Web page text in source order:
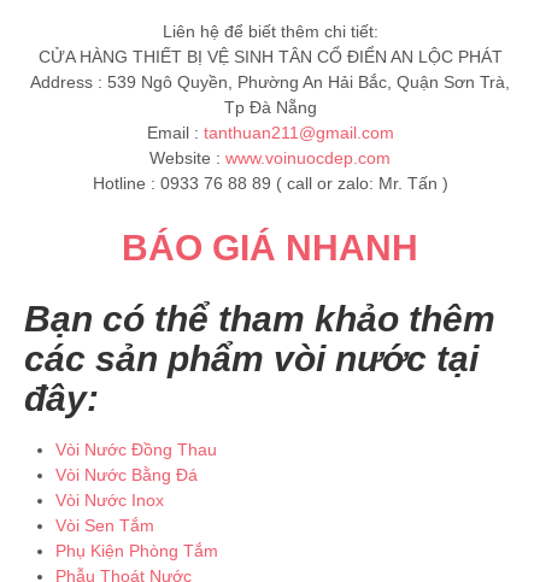
Liên hệ để biết thêm chi tiết:
CỬA HÀNG THIẾT BỊ VỆ SINH TÂN CỔ ĐIỂN AN LỘC PHÁT
Address : 539 Ngô Quyền, Phường An Hải Bắc, Quận Sơn Trà,
Tp Đà Nẵng
Email : tanthuan211@gmail.com
Website : www.voinuocdep.com
Hotline : 0933 76 88 89 ( call or zalo: Mr. Tấn )
BÁO GIÁ NHANH
Bạn có thể tham khảo thêm
các sản phẩm vòi nước tại
đây:
Vòi Nước Đồng Thau
Vòi Nước Bằng Đá
Vòi Nước Inox
Vòi Sen Tắm
Phụ Kiện Phòng Tắm
Phẫu Thoát Nước